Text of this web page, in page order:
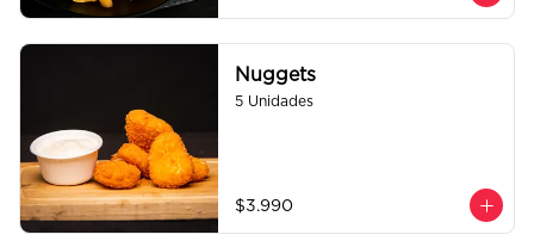
Nuggets
5 Unidades
$3.990